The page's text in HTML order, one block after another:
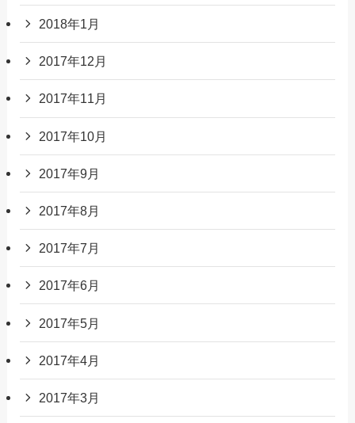
2018年1月
2017年12月
2017年11月
2017年10月
2017年9月
2017年8月
2017年7月
2017年6月
2017年5月
2017年4月
2017年3月